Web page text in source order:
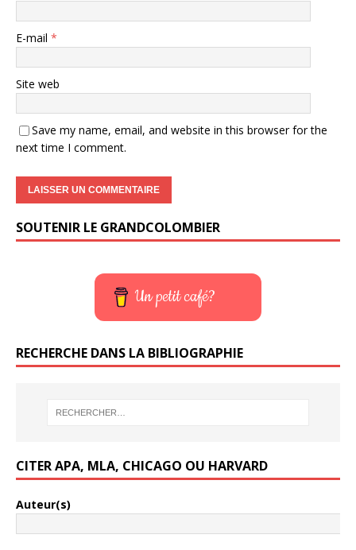
E-mail *
Site web
Save my name, email, and website in this browser for the
next time I comment.
SOUTENIR LE GRANDCOLOMBIER
Un petit café?
RECHERCHE DANS LA BIBLIOGRAPHIE
CITER APA, MLA, CHICAGO OU HARVARD
Auteur(s)